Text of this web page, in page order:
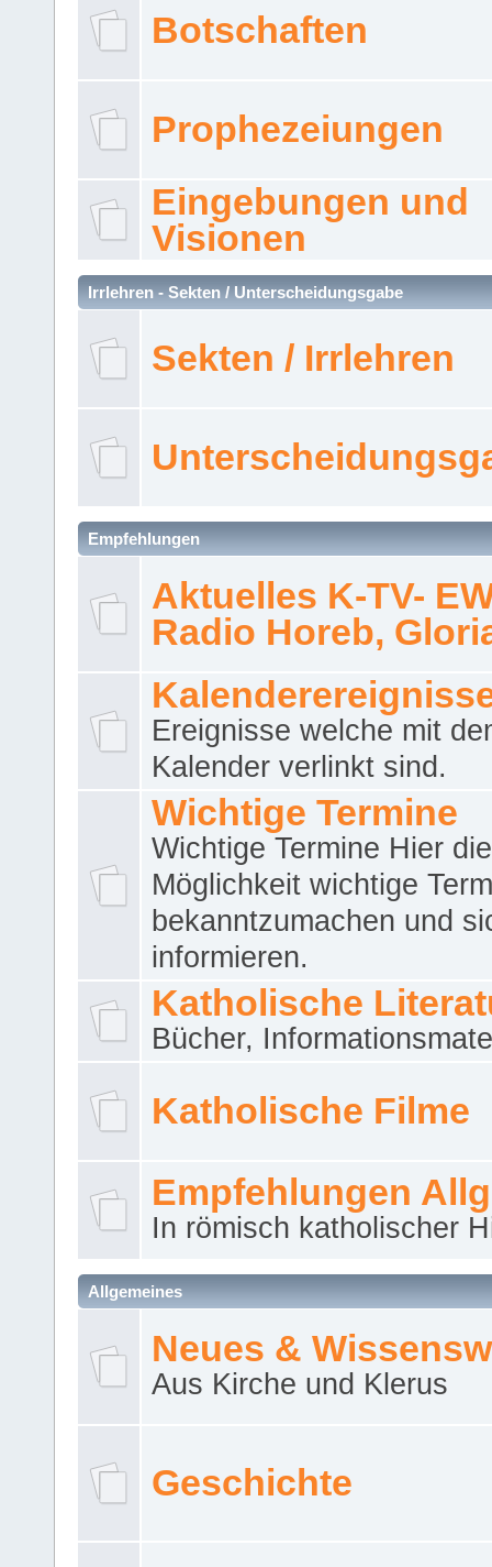
Botschaften
Prophezeiungen
Eingebungen und
Visionen
Irrlehren - Sekten / Unterscheidungsgabe
Sekten / Irrlehren
Empfehlungen
Aktuelles K-TV-
Radio Horeb,
Ereignisse welche mit
Kalender verlinkt sind.
Wichtige Termine
Wichtige Termine Hier die
Möglichkeit wichtige
bekanntzumachen und
informieren.
Katholische
Bücher,
Katholische Filme
Empfehlungen
In römisch katholischer
Allgemeines
Neues &
Aus Kirche und Klerus
Geschichte